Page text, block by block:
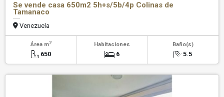
Se vende casa 650m2 5h+s/5b/4p Colinas de
Tamanaco
Venezuela
Área m2
650
Habitaciones
6
Baño(s)
5.5